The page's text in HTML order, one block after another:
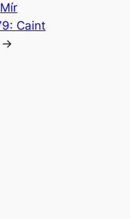
Mír
Caint
→